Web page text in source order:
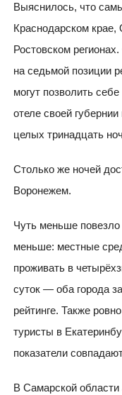
Выяснилось, что
Краснодарском крае,
Ростовском
на седьмой позиции
могут позволить
отеле своей
целых тринадцать
Столько же ночей
Воронежем.
Чуть меньше
меньше: местные
проживать в
суток — оба города
рейтинге. Также
туристы в
показатели
В Самарской области